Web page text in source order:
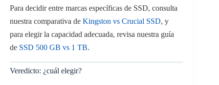
Para decidir entre marcas específicas de SSD, consulta
nuestra comparativa de Kingston vs Crucial SSD, y
para elegir la capacidad adecuada, revisa nuestra guía
de SSD 500 GB vs 1 TB.
Veredicto: ¿cuál elegir?